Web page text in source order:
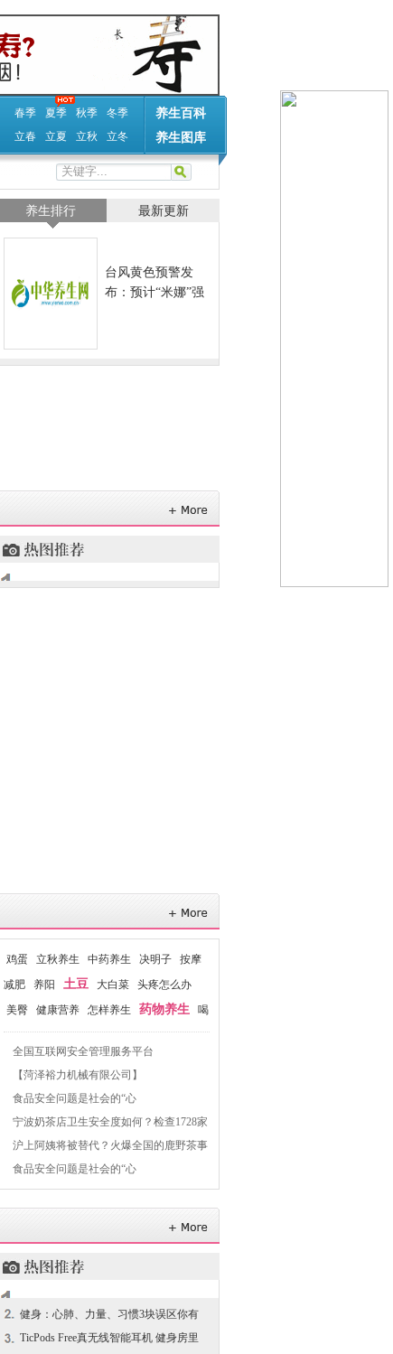
春季 夏季 秋季 冬季
立春 立夏 立秋 立冬
养生百科
养生图库
养生排行 最新更新
台风黄色预警发
布：预计“米娜”强
鸡蛋 立秋养生 中药养生 决明子
按摩
减肥
养阳 土豆 大白菜
头疼怎么办
美臀
健康营养 怎样养生 药物养生
喝
水减肥
房事养生
全国互联网安全管理服务平台
【菏泽裕力机械有限公司】
食品安全问题是社会的“心
宁波奶茶店卫生安全度如何？检查1728家
立案查处114起
沪上阿姨将被替代？火爆全国的鹿野茶事
才是王道！
食品安全问题是社会的“心
健身：心肺、力量、习惯3块误区你有
没？
TicPods Free真无线智能耳机 健身房里